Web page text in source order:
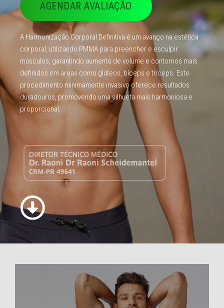
AGENDAR AVALIAÇÃO
A Harmonização Corporal Definitiva é um avanço na estética
corporal, utilizando PMMA para preencher e esculpir
músculos, garantindo aumento de volume e contornos mais
definidos em áreas como glúteos, bíceps e tríceps. Este
procedimento minimamente invasivo oferece resultados
duradouros, promovendo uma silhueta mais harmoniosa e
proporcional.